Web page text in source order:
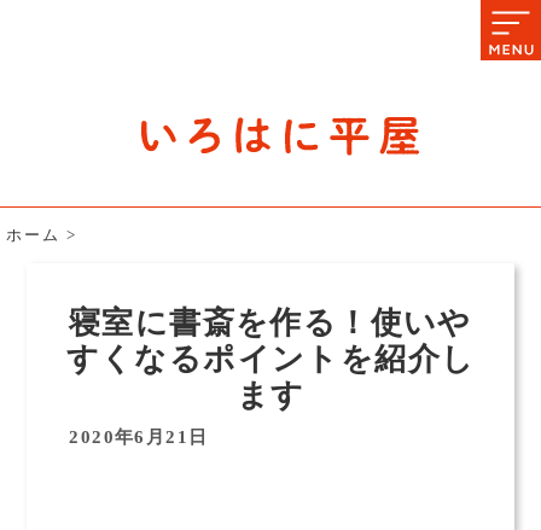
ホーム >
寝室に書斎を作る！使いや
すくなるポイントを紹介し
ます
2020年6月21日